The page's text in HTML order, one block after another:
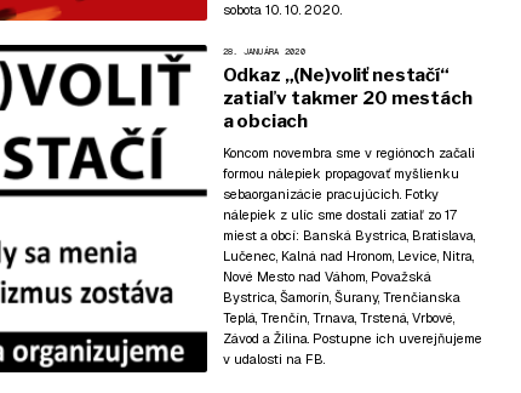
sobota 10. 10. 2020.
28. JANUÁRA 2020
Odkaz „(Ne)voliť nestačí“
zatiaľ v takmer 20 mestách
a obciach
Koncom novembra sme v regiónoch začali
formou nálepiek propagovať myšlienku
sebaorganizácie pracujúcich. Fotky
nálepiek z ulíc sme dostali zatiaľ zo 17
miest a obcí: Banská Bystrica, Bratislava,
Lučenec, Kalná nad Hronom, Levice, Nitra,
Nové Mesto nad Váhom, Považská
Bystrica, Šamorín, Šurany, Trenčianska
Teplá, Trenčín, Trnava, Trstená, Vrbové,
Závod a Žilina. Postupne ich uverejňujeme
v udalosti na FB